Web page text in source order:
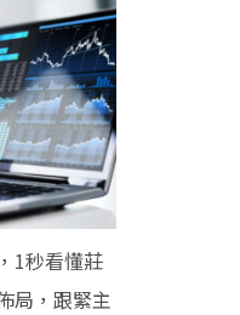
1秒看懂莊
局，跟緊主